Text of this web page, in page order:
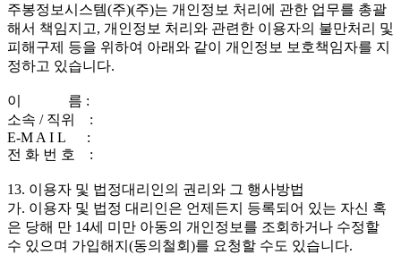
주봉정보시스템(주)(주)는 개인정보 처리에 관한 업무를 총괄
해서 책임지고, 개인정보 처리와 관련한 이용자의 불만처리 및
피해구제 등을 위하여 아래와 같이 개인정보 보호책임자를 지
정하고 있습니다.
이 름 :
소속 / 직위 :
E-M A I L :
전 화 번 호 :
13. 이용자 및 법정대리인의 권리와 그 행사방법
가. 이용자 및 법정 대리인은 언제든지 등록되어 있는 자신 혹
은 당해 만 14세 미만 아동의 개인정보를 조회하거나 수정할
수 있으며 가입해지(동의철회)를 요청할 수도 있습니다.